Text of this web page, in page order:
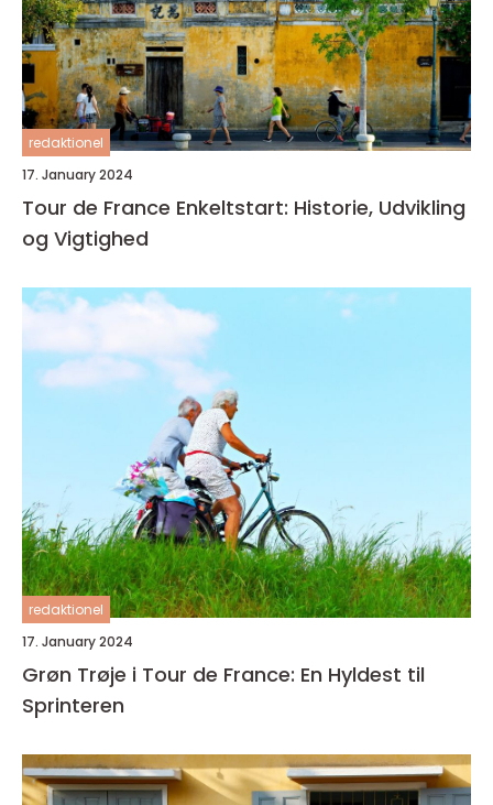
redaktionel
17. January 2024
Tour de France Enkeltstart: Historie, Udvikling
og Vigtighed
redaktionel
17. January 2024
Grøn Trøje i Tour de France: En Hyldest til
Sprinteren